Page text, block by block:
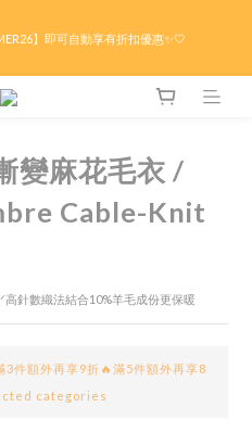
】即可自動享有折扣優惠✨🤍
港澳順豐免運🚚每天3pm前下單現貨最
變麻花毛衣 /
Cable-Knit
針數織法結合10%羊毛成份更保暖
件額外再享9折🔥滿5件額外再享8
categories